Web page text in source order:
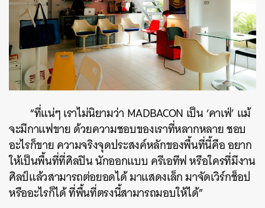
“ที่แน่ๆ เราไม่นิยามว่า MADBACON เป็น ‘คาเฟ่’ แม้
จะมีกาแฟขาย ด้วยความชอบของเราที่หลากหลาย ชอบ
อะไรก็ขาย ความจริงจุดประสงค์หลักของพื้นที่นี้คือ อยาก
ให้เป็นพื้นที่ที่ศิลปิน นักออกแบบ ครีเอทีฟ หรือใครที่มีงาน
ศิลป์แล้วสามารถต่อยอดได้ มาแสดงเล็ก มาจัดเวิร์กช็อป
หรืออะไรก็ได้ ที่พื้นที่ตรงนี้สามารถมอบให้ได้”